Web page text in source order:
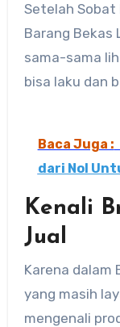
Setelah Sobat
Barang Bekas
sama-sama
bisa laku dan
Baca Juga :
dari Nol
Kenali
Jual
Karena dalam
yang masih
mengenali